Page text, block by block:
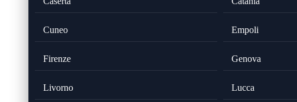
Cuneo Empoli
Firenze Genova
Livorno Lucca